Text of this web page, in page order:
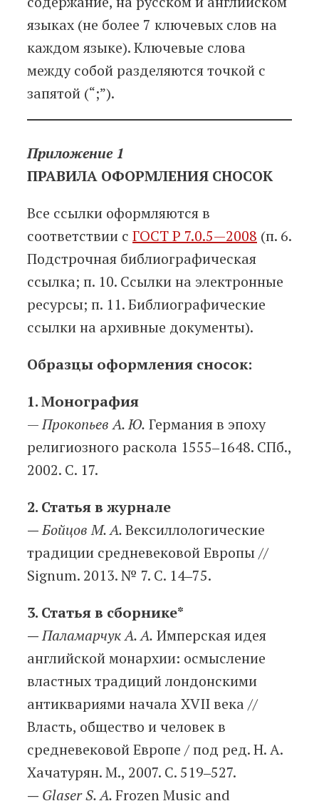
языках (не более 7 ключевых слов на
каждом языке). Ключевые слова
между собой разделяются точкой с
запятой (“;”).
Приложение 1
ПРАВИЛА ОФОРМЛЕНИЯ СНОСОК
Все ссылки оформляются в
соответствии с ГОСТ Р 7.0.5—2008 (п. 6.
Подстрочная библиографическая
ссылка; п. 10. Ссылки на электронные
ресурсы; п. 11. Библиографические
ссылки на архивные документы).
Образцы оформления сносок:
1. Монография
—Прокопьев А. Ю. Германия в эпоху
религиозного раскола 1555‒1648. СПб.,
2002. С. 17.
2. Статья в журнале
—Бойцов М. А.Вексиллологические
традиции средневековой Европы //
Signum. 2013. № 7. С. 14‒75.
3. Статья в сборнике*
—Паламарчук А. А. Имперская идея
английской монархии: осмысление
властных традиций лондонскими
антиквариями начала XVII века //
Власть, общество и человек в
средневековой Европе / под ред. Н. А.
Хачатурян. М., 2007. С. 519‒527.
— Glaser S. A.Frozen Music and